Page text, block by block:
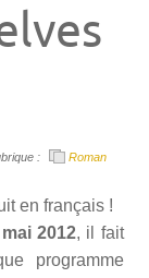
: Roman
en français !
2012, il fait
programme